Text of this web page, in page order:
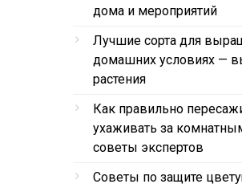
дома и мероприятий
Лучшие сорта для
домашних условиях —
растения
Как правильно
ухаживать за
советы экспертов
Советы по защите